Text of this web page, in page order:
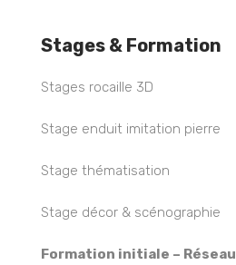
Stages & Formation
Stages rocaille 3D
Stage enduit imitation pierre
Stage thématisation
Stage décor & scénographie
Formation initiale – Réseau